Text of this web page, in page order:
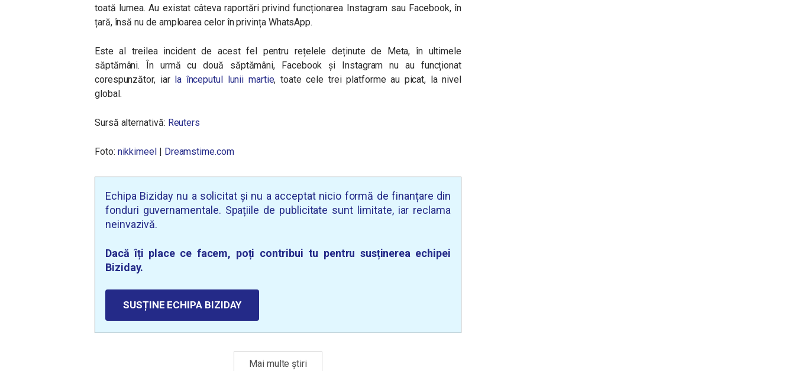
toată lumea.Au existat câteva raportări privind funcționarea Instagram sau Facebook, în
țară, însă nu de amploarea celor în privința WhatsApp.
Este al treilea incident de acest fel pentru rețelele deținute de Meta, în ultimele
săptămâni. În urmă cu două săptămâni, Facebook și Instagram nu au funcționat
corespunzător, iar la începutul lunii martie, toate cele trei platforme au picat, la nivel
global.
Sursă alternativă: Reuters
Foto: nikkimeel | Dreamstime.com
Echipa Biziday nu a solicitat și nu a acceptat nicio formă de finanțare din
fonduri guvernamentale. Spațiile de publicitate sunt limitate, iar reclama
neinvazivă.
Dacă îți place ce facem, poți contribui tu pentru susținerea echipei
Biziday.
SUSȚINE ECHIPA BIZIDAY
Mai multe știri